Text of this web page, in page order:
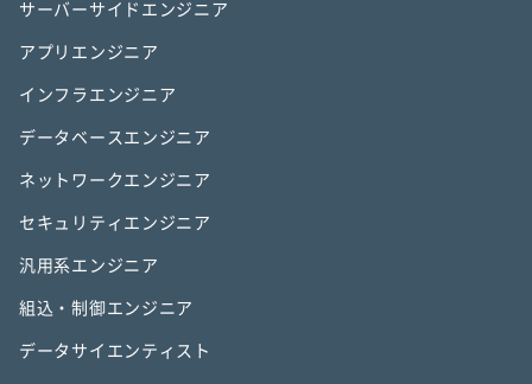
サーバーサイドエンジニア
アプリエンジニア
インフラエンジニア
データベースエンジニア
ネットワークエンジニア
セキュリティエンジニア
汎用系エンジニア
組込・制御エンジニア
データサイエンティスト